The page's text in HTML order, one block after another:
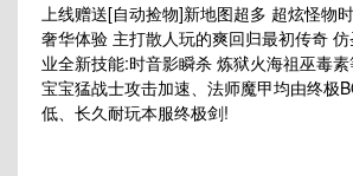
上线赠送[自动捡物]新地图超多 超炫怪物
奢华体验 主打散人玩的爽回归最初传奇
业全新技能:时音影瞬杀 炼狱火海祖巫毒
宝宝猛战士攻击加速、法师魔甲均由终极
低、长久耐玩本服终极剑!